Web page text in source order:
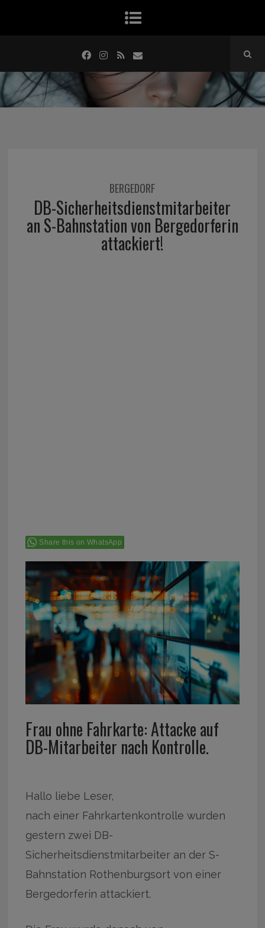
BERGEDORF
DB-Sicherheitsdienstmitarbeiter
an S-Bahnstation von Bergedorferin
attackiert!
Share this on WhatsApp
Frau ohne Fahrkarte: Attacke auf
DB-Mitarbeiter nach Kontrolle.
Hallo liebe Leser,
nach einer Fahrkartenkontrolle wurden
gestern zwei DB-
Sicherheitsdienstmitarbeiter an der S-
Bahnstation Rothenburgsort von einer
Bergedorferin attackiert.